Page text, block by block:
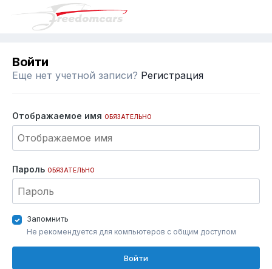
Войти
Еще нет учетной записи? Регистрация
Отображаемое имя ОБЯЗАТЕЛЬНО
Пароль ОБЯЗАТЕЛЬНО
Запомнить
Не рекомендуется для компьютеров с общим доступом
Войти